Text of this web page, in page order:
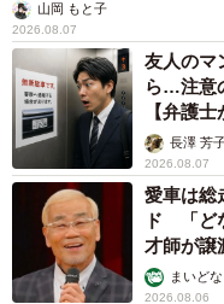
山岡 もと子
2026.08.07
友人のマ
ら…注意
【弁護士
長澤 芳
2026.08.07
愛車は総
ド 「ど
才師が譲
まいど
2026.08.06